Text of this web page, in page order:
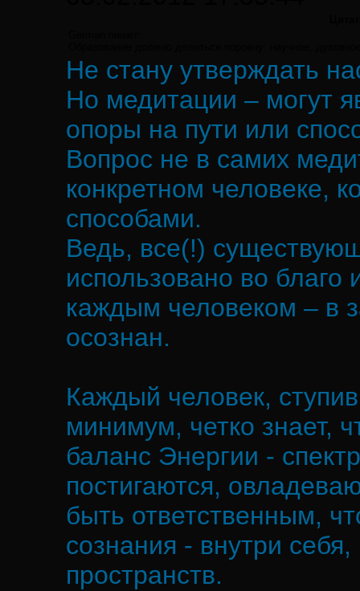
Не стану утверждать
Но медитации – могут
опоры на пути или
Вопрос не в самих
конкретном человеке,
способами.
Ведь, все(!)
использовано во благо
каждым человеком – в
осознан.
Каждый человек,
минимум, четко знает,
баланс Энергии -
постигаются,
быть ответственным,
сознания - внутри
пространств.